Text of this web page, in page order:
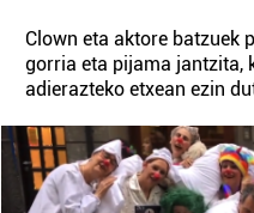
Clown eta aktore batzuek
gorria eta pijama jantzita,
adierazteko etxean ezin